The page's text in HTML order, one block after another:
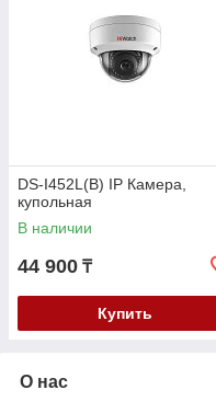
DS-I452L(B) IP Камера,
купольная
В наличии
44 900 ₸
Купить
О нас